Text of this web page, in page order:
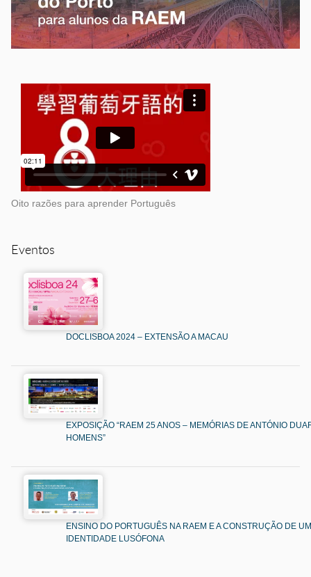
Oito razões para aprender Português
Eventos
DOCLISBOA 2024 – EXTENSÃO A MACAU
EXPOSIÇÃO “RAEM 25 ANOS – MEMÓRIAS DE ANTÓNIO
HOMENS”
ENSINO DO PORTUGUÊS NA RAEM E A CONSTRUÇÃO DE
IDENTIDADE LUSÓFONA